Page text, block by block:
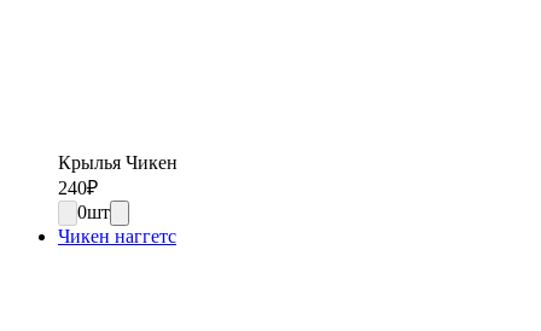
Крылья Чикен
240₽
0шт
Чикен наггетс